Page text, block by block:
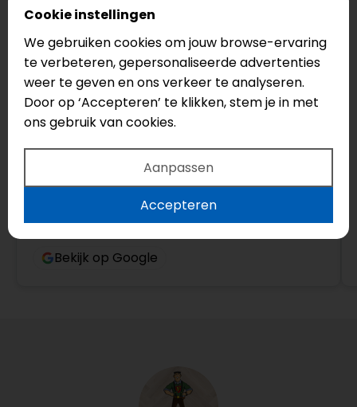
Yannick Van der Cingel
4 maanden geleden
Top bedrijf! Echt een aanrader, vriendelijke
mensen die meedenken en advies geven.
Bekijk op Google
Cookie instellingen
We gebruiken cookies om jouw browse-ervaring
te verbeteren, gepersonaliseerde advertenties
weer te geven en ons verkeer te analyseren.
Door op ‘Accepteren’ te klikken, stem je in met
ons gebruik van cookies.
Aanpassen
Accepteren